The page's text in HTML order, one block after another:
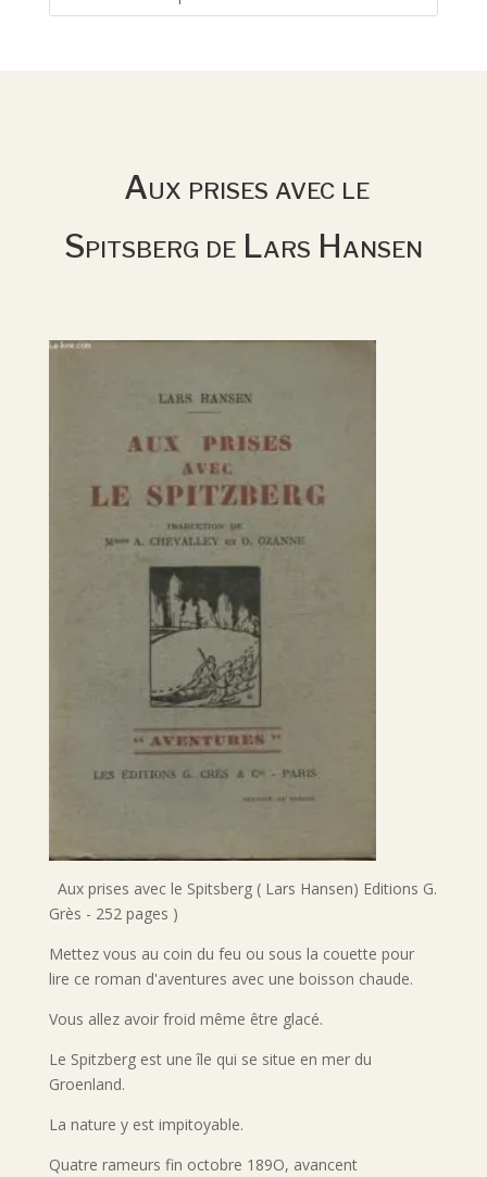
Aux prises avec le
Spitsberg de Lars Hansen
Aux prises avec le Spitsberg ( Lars Hansen) Editions G.
Grès - 252 pages )
Mettez vous au coin du feu ou sous la couette pour
lire ce roman d'aventures avec une boisson chaude.
Vous allez avoir froid même être glacé.
Le Spitzberg est une île qui se situe en mer du
Groenland.
La nature y est impitoyable.
Quatre rameurs fin octobre 189O, avancent